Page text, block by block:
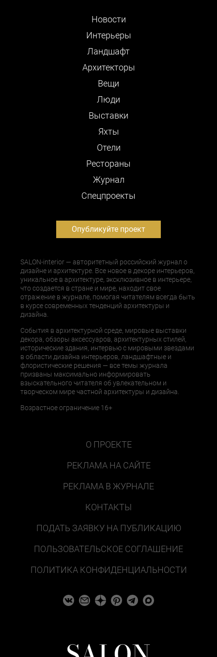
Новости
Интерьеры
Ландшафт
Архитекторы
Вещи
Люди
Выставки
Яхты
Отели
Рестораны
Журнал
Cпецпроекты
Опубликуйте проект
SALON-interior — авторитетный российский журнал о
дизайне и архитектуре. Все новое в декоре интерьеров,
уникальное в архитектуре, эксклюзивное в интерьере,
что создается в стране и мире, находит свое
отражение в журнале, помогая читателям всегда быть
в курсе современных тенденций архитектуры и
дизайна.
События в архитектурной среде, мировые выставки
декора, обзоры аксессуаров, архитектурных стилей,
исторические здания, интервью с мировыми звездами
в области дизайна интерьеров, ландшафтные и
флористические решения — все темы журнала
призваны максимально информировать
взыскательного читателя об увлекательном и
творческом мире частной архитектуры и дизайна.
Возрастное ограничение 16+
О ПРОЕКТЕ
РЕКЛАМА НА САЙТЕ
РЕКЛАМА В ЖУРНАЛЕ
КОНТАКТЫ
ПОДАТЬ ЗАЯВКУ НА ПУБЛИКАЦИЮ
ПОЛЬЗОВАТЕЛЬСКОЕ СОГЛАШЕНИЕ
ПОЛИТИКА КОНФИДЕНЦИАЛЬНОСТИ